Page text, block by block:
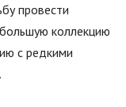
провести
коллекцию
с редкими